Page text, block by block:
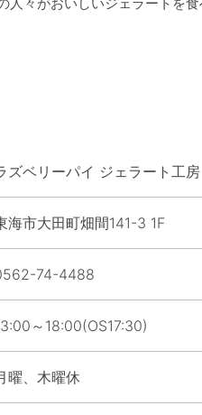
ズベリーパイ ジェラート工房
海市大田町畑間141-3 1F
74-4488
～18:00(OS17:30)
曜、木曜休